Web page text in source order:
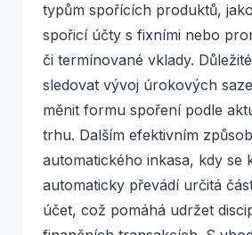
typům spořících produktů,
spořicí účty s fixními nebo
či termínované vklady.
sledovat vývoj úrokových
měnit formu spoření podle
trhu. Dalším efektivním
automatického inkasa, kdy se
automaticky převádí určitá
účet, což pomáhá udržet